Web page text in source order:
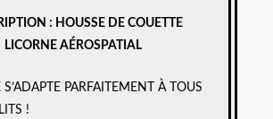
: HOUSSE DE COUETTE
LICORNE AÉROSPATIAL
S’ADAPTE PARFAITEMENT À TOUS
!